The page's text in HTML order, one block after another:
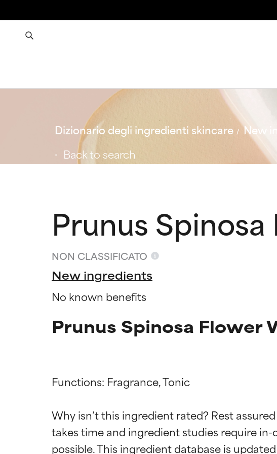
Dizionario degli ingredienti skincare New
Back to search
Prunus
NON CLASSIFICATO
New ingredients
No known benefits
Prunus Spinosa Flower
Functions: Fragrance, Tonic
Why isn’t this ingredient rated? Rest
takes time and ingredient studies require
Valutazione
OTTIMO
Comprovati e sostenuti da
parte dei tipi di pelle o dei
Valutazione
OTTIMO
Comprovati e sostenuti da
parte dei tipi di pelle o dei